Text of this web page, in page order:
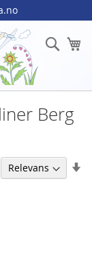
Søk
Berg